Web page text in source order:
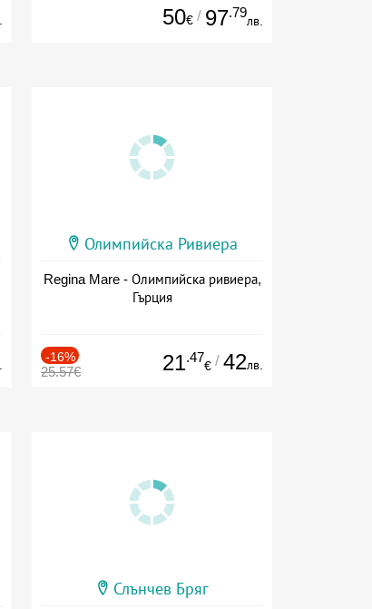
50€ / 97.79
лв.
Олимпийска Ривиера
Regina Mare - Олимпийска ривиера,
Гърция
-16%
25.57€ 21.47
€ / 42лв.
Слънчев Бряг